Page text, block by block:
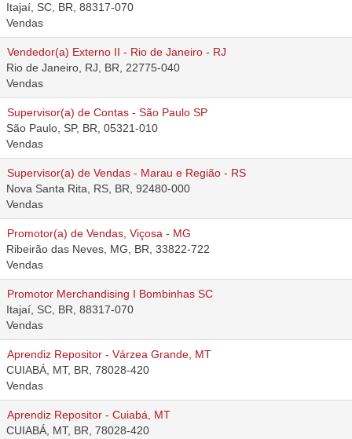
Itajaí, SC, BR, 88317-070
Vendas
Vendedor(a) Externo II - Rio de Janeiro - RJ
Rio de Janeiro, RJ, BR, 22775-040
Vendas
Supervisor(a) de Contas - São Paulo SP
São Paulo, SP, BR, 05321-010
Vendas
Supervisor(a) de Vendas - Marau e Região - RS
Nova Santa Rita, RS, BR, 92480-000
Vendas
Promotor(a) de Vendas, Viçosa - MG
Ribeirão das Neves, MG, BR, 33822-722
Vendas
Promotor Merchandising I Bombinhas SC
Itajaí, SC, BR, 88317-070
Vendas
Aprendiz Repositor - Várzea Grande, MT
CUIABÁ, MT, BR, 78028-420
Vendas
Aprendiz Repositor - Cuiabá, MT
CUIABÁ, MT, BR, 78028-420